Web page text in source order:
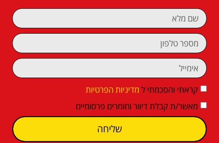
קראתי והסכמתי ל מדיניות הפרטיות
מאשר/ת קבלת דיוור וחומרים פרסומיים
שליחה